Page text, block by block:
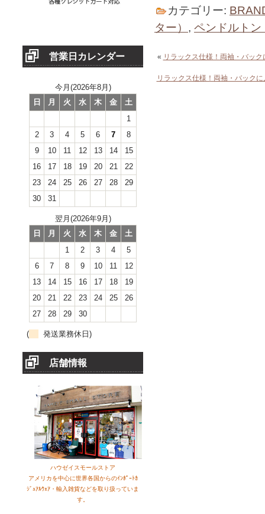
営業日カレンダー
今月(2026年8月)
日
月 火 水 木 金
土
1
2
3 4 5 6 7
8
9
10 11 12 13 14
15
16
17 18 19 20 21
22
23
24 25 26 27 28
29
30
31
翌月(2026年9月)
日
月 火 水 木 金
土
1
2 3 4
5
6
7 8 9 10 11
12
13
14 15 16 17 18
19
20
21 22 23 24 25
26
27
28 29 30
( 発送業務休日)
店舗情報
ハウゼイスモールストア
アメリカを中心に世界各国からのｲﾝﾎﾟｰﾄｶ
ｼﾞｭｱﾙｳｪｱ・輸入雑貨などを取り扱っていま
す。
カテゴリー:
ター） , ペンドルトン
« リラックス仕様！両袖・バッ
リラックス仕様！両袖・バック